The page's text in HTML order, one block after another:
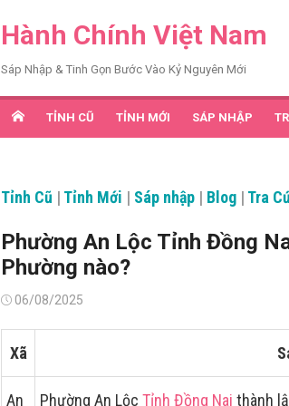
Hành Chính Việt Nam
Sáp Nhập & Tinh Gọn Bước Vào Kỷ Nguyên Mới
TỈNH CŨ TỈNH MỚI SÁP NHẬP
Tỉnh Cũ | Tỉnh Mới | Sáp nhập | Blog | Tra
Phường An Lộc Tỉnh Đồng
Phường nào?
Đăng06/08/2025
Xã
An
Phường An Lộc Tỉnh Đồng Nai thành